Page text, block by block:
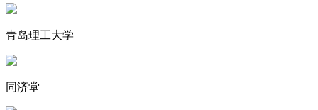
青岛理工大学
同济堂